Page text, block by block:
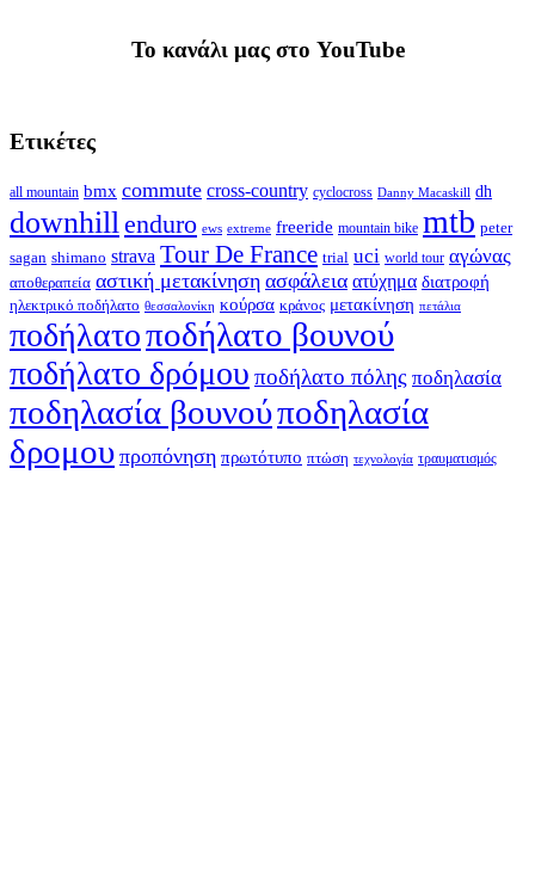
To κανάλι μας στο YouTube
Ετικέτες
all mountain bmx commute cross-country cyclocross Danny Macaskill dh
downhillenduro ews extreme freeride mountain bike mtb peter
sagan shimano strava Tour De France trial uci world tour αγώνας
αποθεραπεία αστική μετακίνηση ασφάλεια ατύχημα διατροφή
ηλεκτρικό ποδήλατο θεσσαλονίκη κούρσα κράνος μετακίνηση πετάλια
ποδήλατοποδήλατο βουνού
ποδήλατο δρόμου ποδήλατο πόλης ποδηλασία
ποδηλασία βουνούποδηλασία
δρομου προπόνηση πρωτότυπο πτώση τεχνολογία τραυματισμός